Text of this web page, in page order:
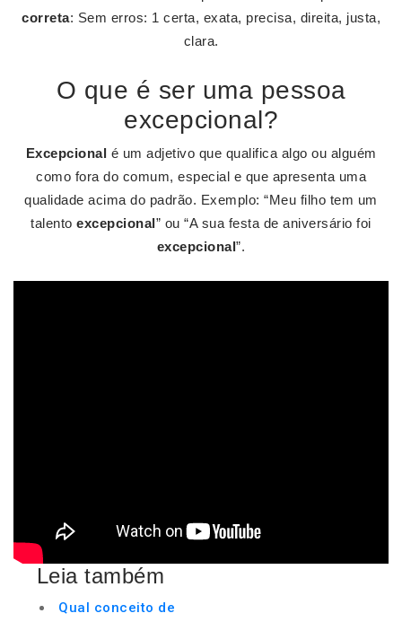
correta: Sem erros: 1 certa, exata, precisa, direita, justa,
clara.
O que é ser uma pessoa
excepcional?
Excepcional é um adjetivo que qualifica algo ou alguém
como fora do comum, especial e que apresenta uma
qualidade acima do padrão. Exemplo: “Meu filho tem um
talentoexcepcional” ou “A sua festa de aniversário foi
excepcional”.
Leia também
Qual conceito de